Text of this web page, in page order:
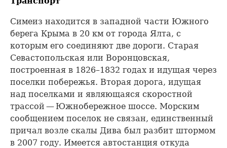
Симеиз находится в западной части Южного
берега Крыма в 20 км от города Ялта, с
которым его соединяют две дороги. Старая
Севастопольская или Воронцовская,
построенная в 1826–1832 годах и идущая через
поселки побережья. Вторая дорога, идущая
над поселками и являющаяся скоростной
трассой — Южнобережное шоссе. Морским
сообщением поселок не связан, единственный
причал возле скалы Дива был разбит штормом
в 2007 году. Имеется автостанция откуда